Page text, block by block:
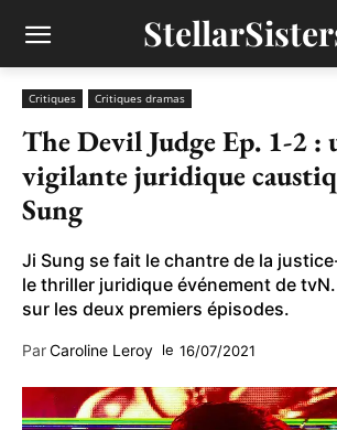
Critiques Critiques dramas
The Devil Judge Ep. 1-2 :
vigilante juridique
Sung
Ji Sung se fait le chantre de la
le thriller juridique événement de
sur les deux premiers épisodes.
ParCaroline Leroy le 16/07/2021